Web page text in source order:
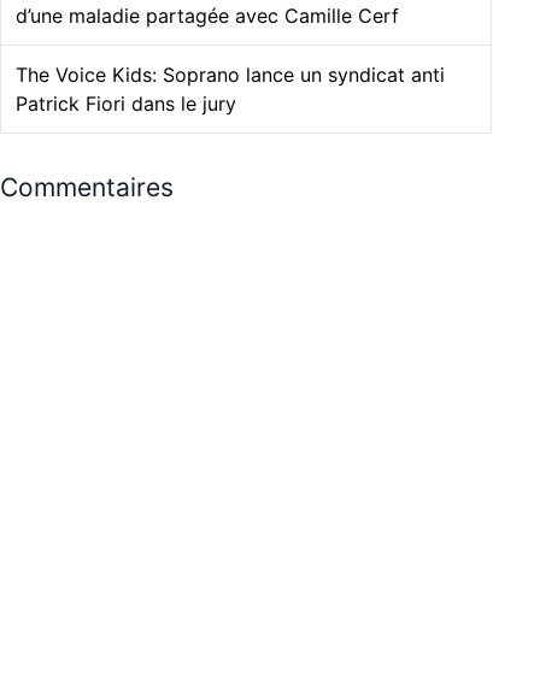
d’une maladie partagée avec Camille Cerf
The Voice Kids: Soprano lance un syndicat anti
Patrick Fiori dans le jury
Commentaires